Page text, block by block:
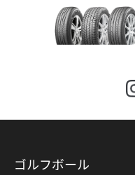
ゴルフボール